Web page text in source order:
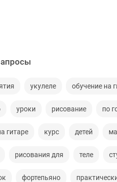
укулеле обучение на
уроки рисование по
гитаре курс детей
рисования для теле
фортепьяно